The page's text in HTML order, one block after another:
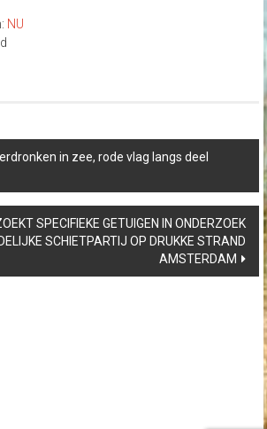
NU
in zee, rode vlag langs deel
SPECIFIEKE GETUIGEN IN ONDERZOEK
SCHIETPARTIJ OP DRUKKE STRAND
AMSTERDAM